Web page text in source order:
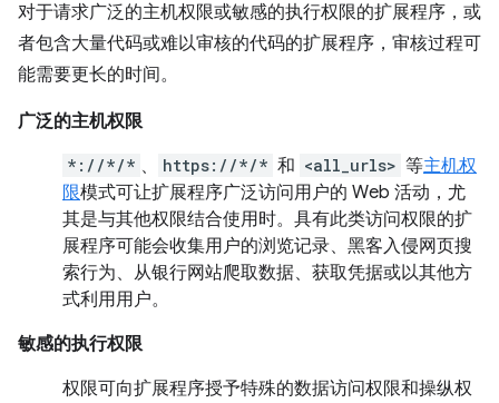
对于请求广泛的主机权限或敏感的执行权限的扩展程序，或
者包含大量代码或难以审核的代码的扩展程序，审核过程可
能需要更长的时间。
广泛的主机权限
*://*/* 、 https://*/* 和 <all_urls> 等主机权
限模式可让扩展程序广泛访问用户的 Web 活动，尤
其是与其他权限结合使用时。具有此类访问权限的扩
展程序可能会收集用户的浏览记录、黑客入侵网页搜
索行为、从银行网站爬取数据、获取凭据或以其他方
式利用用户。
敏感的执行权限
权限可向扩展程序授予特殊的数据访问权限和操纵权